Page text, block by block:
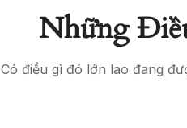
Những
Có điều gì đó lớn lao đang